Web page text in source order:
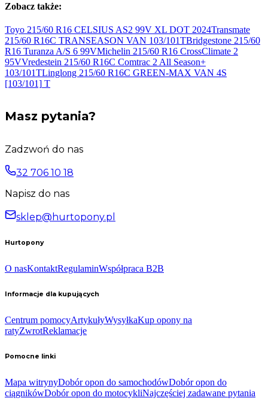
Zobacz także:
Toyo 215/60 R16 CELSIUS AS2 99V XL DOT 2024Transmate
215/60 R16C TRANSEASON VAN 103/101TBridgestone 215/60
R16 Turanza A/S 6 99VMichelin 215/60 R16 CrossClimate 2
95VVredestein 215/60 R16C Comtrac 2 All Season+
103/101TLinglong 215/60 R16C GREEN-MAX VAN 4S
[103/101] T
Masz pytania?
Zadzwoń do nas
32 706 10 18
Napisz do nas
sklep@hurtopony.pl
Hurtopony
O nasKontaktRegulaminWspółpraca B2B
Informacje dla kupujących
Centrum pomocyArtykułyWysyłkaKup opony na
ratyZwrotReklamacje
Pomocne linki
Mapa witrynyDobór opon do samochodówDobór opon do
ciągnikówDobór opon do motocykliNajczęściej zadawane pytania